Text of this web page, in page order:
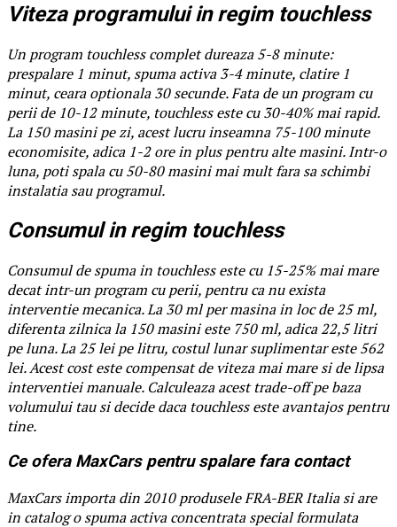
Viteza programului in regim touchless
Un program touchless complet dureaza 5-8 minute:
prespalare 1 minut, spuma activa 3-4 minute, clatire 1
minut, ceara optionala 30 secunde. Fata de un program cu
perii de 10-12 minute, touchless este cu 30-40% mai rapid.
La 150 masini pe zi, acest lucru inseamna 75-100 minute
economisite, adica 1-2 ore in plus pentru alte masini. Intr-o
luna, poti spala cu 50-80 masini mai mult fara sa schimbi
instalatia sau programul.
Consumul in regim touchless
Consumul de spuma in touchless este cu 15-25% mai mare
decat intr-un program cu perii, pentru ca nu exista
interventie mecanica. La 30 ml per masina in loc de 25 ml,
diferenta zilnica la 150 masini este 750 ml, adica 22,5 litri
pe luna. La 25 lei pe litru, costul lunar suplimentar este 562
lei. Acest cost este compensat de viteza mai mare si de lipsa
interventiei manuale. Calculeaza acest trade-off pe baza
volumului tau si decide daca touchless este avantajos pentru
tine.
Ce ofera MaxCars pentru spalare fara contact
MaxCars importa din 2010 produsele FRA-BER Italia si are
in catalog o spuma activa concentrata special formulata